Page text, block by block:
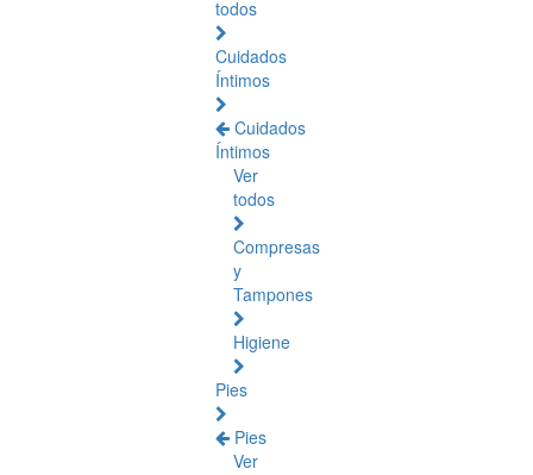
todos
Cuidados
Íntimos
Cuidados
Íntimos
Ver
todos
Compresas
y
Tampones
Higiene
Pies
Pies
Ver